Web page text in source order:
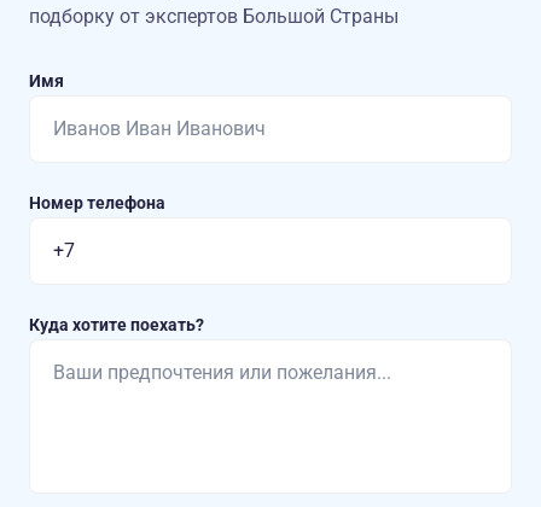
подборку от экспертов Большой Страны
Имя
Номер телефона
Куда хотите поехать?